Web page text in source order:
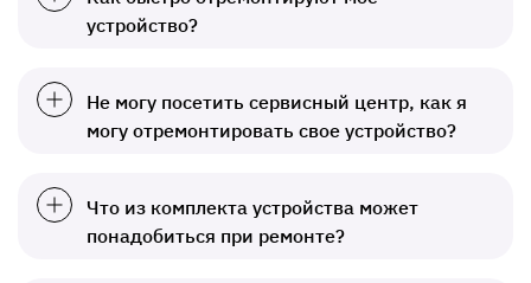
устройство?
Не могу посетить сервисный центр, как я
могу отремонтировать свое устройство?
Что из комплекта устройства может
понадобиться при ремонте?